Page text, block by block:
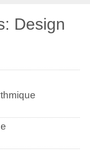
Design